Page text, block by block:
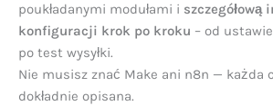
poukładanymi modułami i
konfiguracji krok po kroku – od
po test wysyłki.
Nie musisz znać Make ani n8n — każda
dokładnie opisana.